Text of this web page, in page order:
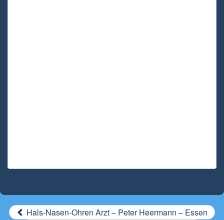
Hals-Nasen-Ohren Arzt – Peter Heermann – Essen